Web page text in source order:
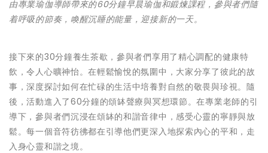
由專業瑜伽導師帶來的60分鐘早晨瑜伽和鍛煉課程，參與者們隨
着呼吸的節奏，喚醒沉睡的能量，迎接新的一天。
接下來的30分鐘養生茶歇，參與者們享用了精心調配的健康特
飲，令人心曠神怡。在輕鬆愉悅的氛圍中，大家分享了彼此的故
事，深度探討如何在忙碌的生活中培養對自然的敬畏與珍視。隨
後，活動進入了60分鐘的頌缽聲療與冥想環節。在專業老師的引
導下，參與者們沉浸在頌缽的和諧音律中，感受心靈的寧靜與放
鬆。每一個音符彷彿都在引導他們更深入地探索內心的平和，走
入身心靈和諧之境。